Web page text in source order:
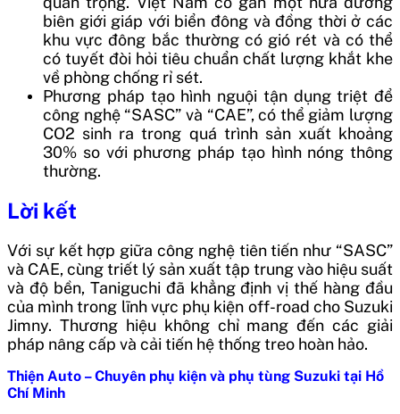
biên giới giáp với biển đông và đồng thời ở các
khu vực đông bắc thường có gió rét và có thể
có tuyết đòi hỏi tiêu chuẩn chất lượng khắt khe
về phòng chống rỉ sét.
Phương pháp tạo hình nguội tận dụng triệt để
công nghệ “SASC” và “CAE”, có thể giảm lượng
CO2 sinh ra trong quá trình sản xuất khoảng
30% so với phương pháp tạo hình nóng thông
thường.
Lời kết
Với sự kết hợp giữa công nghệ tiên tiến như “SASC”
và CAE, cùng triết lý sản xuất tập trung vào hiệu suất
và độ bền, Taniguchi đã khẳng định vị thế hàng đầu
của mình trong lĩnh vực phụ kiện off-road cho Suzuki
Jimny. Thương hiệu không chỉ mang đến các giải
pháp nâng cấp và cải tiến hệ thống treo hoàn hảo.
Thiện Auto – Chuyên phụ kiện và phụ tùng Suzuki tại Hồ
Chí Minh